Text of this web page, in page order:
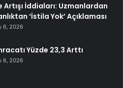
Artışı İddiaları: Uzmanlardan
‘İstila Yok’ Açıklaması
6, 2026
Yüzde 23,3 Arttı
6, 2026